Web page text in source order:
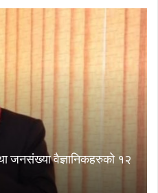
जनसंख्या वैज्ञानिकहरुको १२